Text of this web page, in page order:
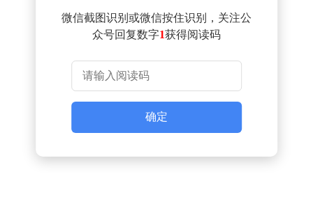
微信截图识别或微信按住识别，关注公
众号回复数字1获得阅读码
确定